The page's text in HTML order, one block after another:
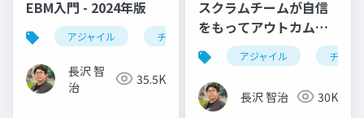
EBM入門 - 2024年版
アジャイル チーム開発 agile ebm
長沢 智
治
35.5K
スクラムチームが自信
をもってアウトカムと
スプリント活動に集中
するためのコツ
アジャイル チーム
長沢 智治 30K